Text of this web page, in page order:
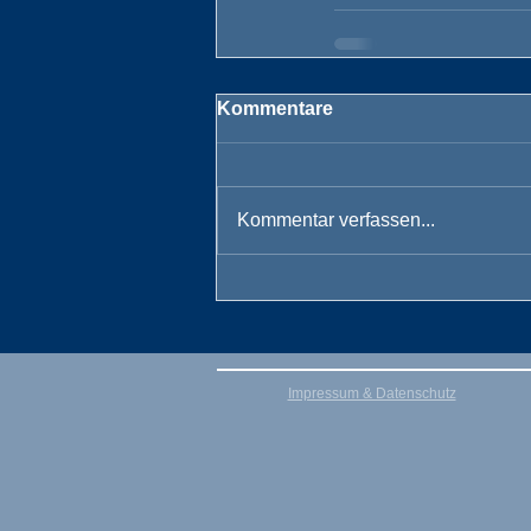
Kommentare
Kommentar verfassen...
Impressum & Datenschutz